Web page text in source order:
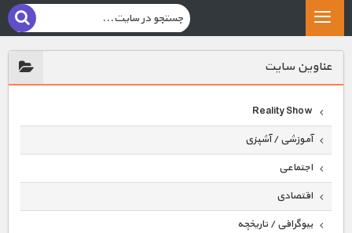
عناوين سايت
Reality Show
آموزشی / آشپزی
اجتماعی
اقتصادی
بیوگرافی / تاریخچه